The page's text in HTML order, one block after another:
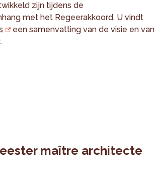
zijn tijdens de
met het Regeerakkoord. U vindt
een samenvatting van de visie en van
maître architecte